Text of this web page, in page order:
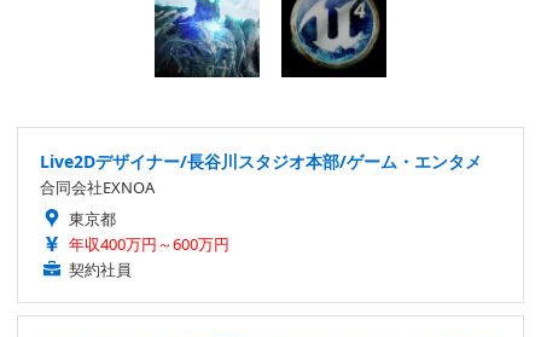
Live2Dデザイナー/長谷川スタジオ本部/ゲーム・エンタメ
合同会社EXNOA
東京都
年収400万円～600万円
契約社員